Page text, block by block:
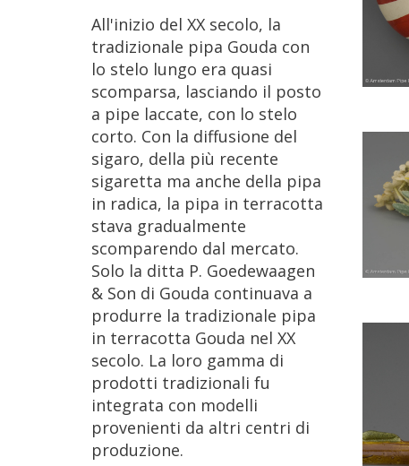
All'inizio del XX secolo, la
tradizionale pipa Gouda con
lo stelo lungo era quasi
scomparsa, lasciando il posto
a pipe laccate, con lo stelo
corto. Con la diffusione del
sigaro, della più recente
sigaretta ma anche della pipa
in radica, la pipa in terracotta
stava gradualmente
scomparendo dal mercato.
Solo la ditta P. Goedewaagen
& Son di Gouda continuava a
produrre la tradizionale pipa
in terracotta Gouda nel XX
secolo. La loro gamma di
prodotti tradizionali fu
integrata con modelli
provenienti da altri centri di
produzione.